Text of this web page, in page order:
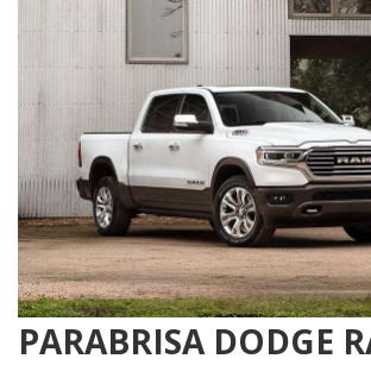
PARABRISA DODGE